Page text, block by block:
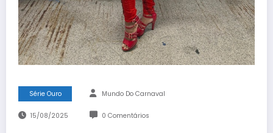
Série Ouro Mundo Do Carnaval
15/08/2025 0 Comentários